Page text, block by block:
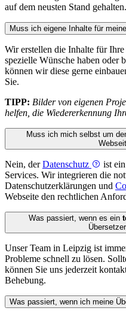
auf dem neusten Stand gehalten.
Muss ich eigene Inhalte für
Wir erstellen die Inhalte für
spezielle Wünsche haben oder
können wir diese gerne
Sie.
TIPP: Bilder von eigenen
helfen, die Wiedererkennung
Muss ich mich selbst um
Nein, derDatenschutz
ist
Services. Wir integrieren die
Datenschutzerklärungen und
Webseite den rechtlichen
Was passiert, wenn es ein
Unser Team in Leipzig ist
Probleme schnell zu lösen.
können Sie uns jederzeit
Behebung.
Was passiert, wenn ich meine